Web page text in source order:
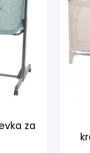
za